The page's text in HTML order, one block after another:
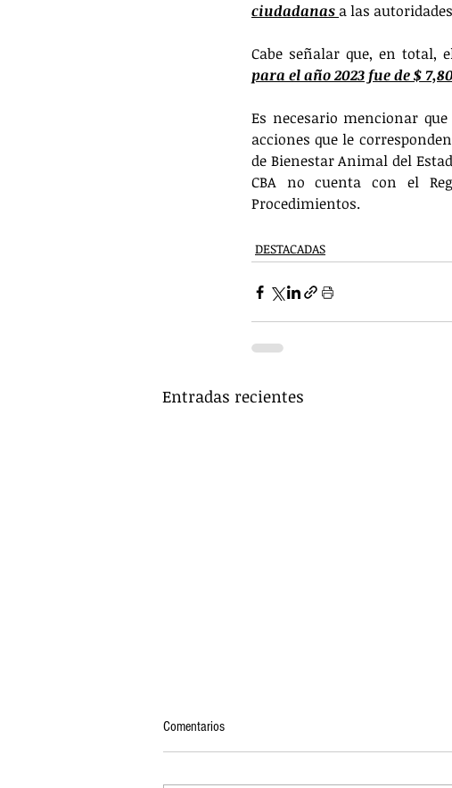
ciudadanas a las
Cabe señalar que, en total,
para el año 2023 fue de $
Es necesario mencionar
acciones que le
de Bienestar Animal del
CBA no cuenta con el
Procedimientos.
DESTACADAS
Entradas recientes
Comentarios